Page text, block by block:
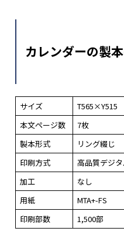
カレンダーの製
サイズ
T565×Y515
本文ページ数
7枚
製本形式
リング綴じ
印刷方式
高品質デジタ
加工
なし
用紙
MTA+-FS
印刷部数
1,500部